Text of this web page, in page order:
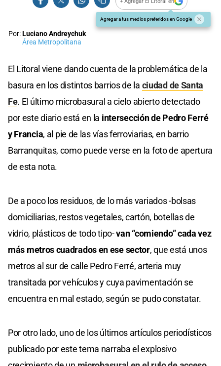
Agregar a tus medios preferidos en Google
Por:Luciano Andreychuk
Área Metropolitana
El Litoral viene dando cuenta de la problemática de la
basura en los distintos barrios de la ciudad de Santa
Fe. El último microbasural a cielo abierto detectado
por este diario está en la intersección de Pedro Ferré
y Francia, al pie de las vías ferroviarias, en barrio
Barranquitas, como puede verse en la foto de apertura
de esta nota.
De a poco los residuos, de lo más variados -bolsas
domiciliarias, restos vegetales, cartón, botellas de
vidrio, plásticos de todo tipo-van “comiendo” cada vez
más metros cuadrados en ese sector, que está unos
metros al sur de calle Pedro Ferré, arteria muy
transitada por vehículos y cuya pavimentación se
encuentra en mal estado, según se pudo constatar.
Por otro lado, uno de los últimos artículos periodísticos
publicado por este tema narraba el explosivo